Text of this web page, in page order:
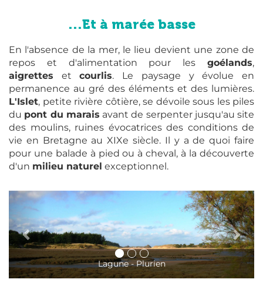
...Et à marée basse
En l'absence de la mer, le lieu devient une zone de
repos et d'alimentation pour les goélands,
aigrettes etcourlis. Le paysage y évolue en
permanence au gré des éléments et des lumières.
L'Islet, petite rivière côtière, se dévoile sous les piles
du pont du marais avant de serpenter jusqu'au site
des moulins, ruines évocatrices des conditions de
vie en Bretagne au XIXe siècle. Il y a de quoi faire
pour une balade à pied ou à cheval, à la découverte
d'un milieu naturel exceptionnel.
Lagune - Plurien